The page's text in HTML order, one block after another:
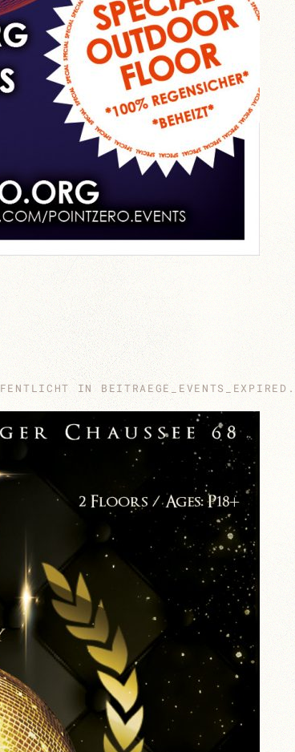
IN BEITRAEGE_EVENTS_EXPIRED .